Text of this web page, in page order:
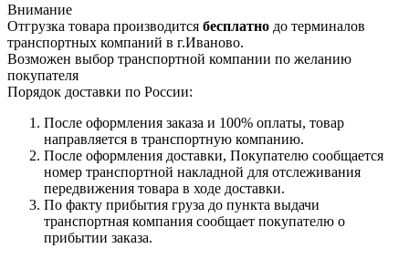
Внимание
Отгрузка товара производится бесплатно до терминалов
транспортных компаний в г.Иваново.
Возможен выбор транспортной компании по желанию
покупателя
Порядок доставки по России:
После оформления заказа и 100% оплаты, товар
направляется в транспортную компанию.
После оформления доставки, Покупателю сообщается
номер транспортной накладной для отслеживания
передвижения товара в ходе доставки.
По факту прибытия груза до пункта выдачи
транспортная компания сообщает покупателю о
прибытии заказа.